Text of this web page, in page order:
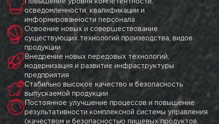
Повышение уровня компетентности,
осведомленности, квалификации и
информированности персонала
Освоение новых и совершествование
существующих технологий производства, видов
продукции
Внедрение новых передовых технологий,
модернизация и развитие инфраструктуры
предприятия
Стабильно высокое качество и безопасность
выпускаемой продукции
Постоянное улучшение процессов и повышение
результативности комплексной системы управления
(качеством и безопасностью пищевых продуктов,